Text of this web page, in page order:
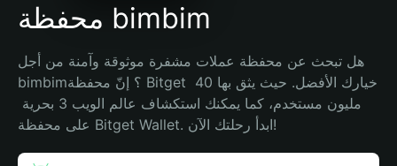
محفظة bimbim
هل تبحث عن محفظة عملات مشفرة موثوقة وآمنة من أجل
bimbim؟ إنّ محفظة Bitget خيارك الأفضل. حيث يثق بها 40
على محفظة Bitget Wallet. ابدأ رحلتك الآن!